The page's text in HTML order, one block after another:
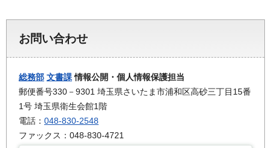
お問い合わせ
総務部 文書課情報公開・個人情報保護担当
郵便番号330－9301 埼玉県さいたま市浦和区高砂三丁目15番
1号 埼玉県衛生会館1階
電話： 048-830-2548
ファックス：048-830-4721